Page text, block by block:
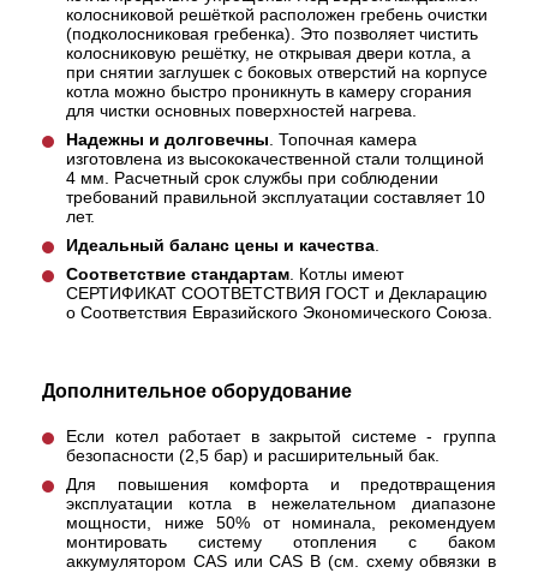
колосниковой решёткой расположен гребень очистки
(подколосниковая гребенка). Это позволяет чистить
колосниковую решётку, не открывая двери котла, а
при снятии заглушек с боковых отверстий на корпусе
котла можно быстро проникнуть в камеру сгорания
для чистки основных поверхностей нагрева.
Надежны и долговечны . Топочная камера
изготовлена из высококачественной стали толщиной
4 мм. Расчетный срок службы при соблюдении
требований правильной эксплуатации составляет 10
лет.
Идеальный баланс цены и качества
Соответствие стандартам . Котлы имеют
СЕРТИФИКАТ СООТВЕТСТВИЯ ГОСТ и Декларацию
о Соответствия Евразийского Экономического Союза.
Дополнительное оборудование
Если котел работает в закрытой системе - группа
безопасности (2,5 бар) и расширительный бак.
Для повышения комфорта и предотвращения
эксплуатации котла в нежелательном диапазоне
мощности, ниже 50% от номинала, рекомендуем
монтировать систему отопления с баком
аккумулятором CAS или CAS B (см. схему обвязки в